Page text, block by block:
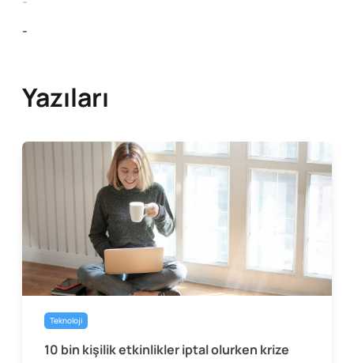
-
Yazıları
Teknoloji
10 bin kişilik etkinlikler iptal olurken krize